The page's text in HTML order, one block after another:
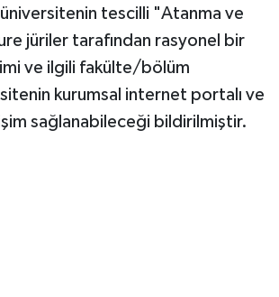
üniversitenin tescilli "Atanma ve
jüriler tarafından rasyonel bir
ve ilgili fakülte/bölüm
kurumsal internet portalı ve
sağlanabileceği bildirilmiştir.